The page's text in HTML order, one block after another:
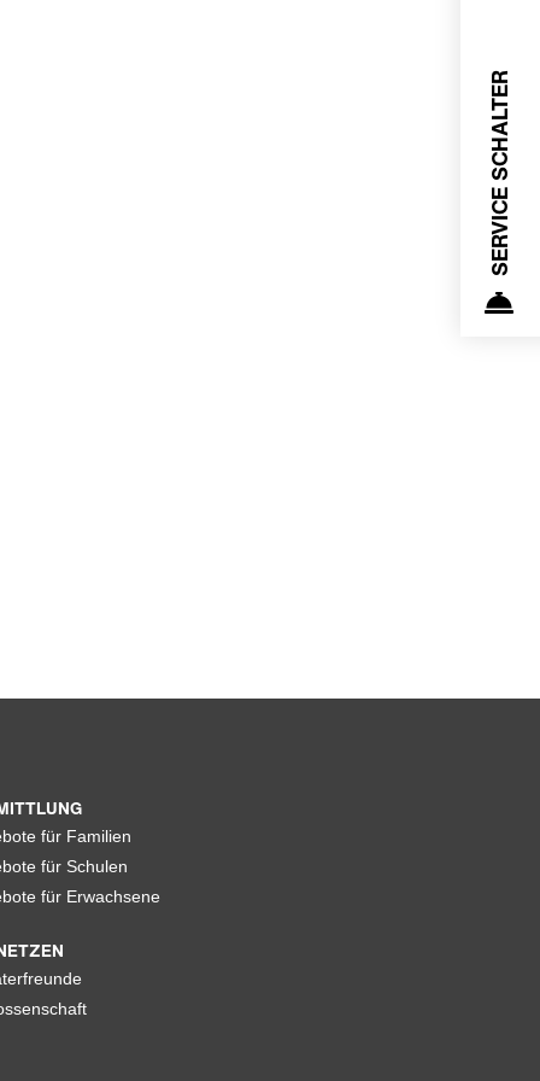
SERVICE SCHALTER
für Familien
für Schulen
für Erwachsene